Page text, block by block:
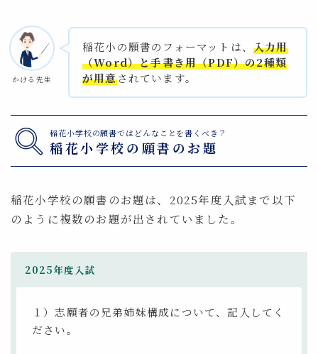
かける先生
稲花小の願書のフォーマットは、 入力用
（Word）と手書き用（PDF）の2種類
が用意されています。
稲花小学校の願書ではどんなことを書くべき？
稲花小学校の願書のお題
稲花小学校の願書のお題は、2025年度入試まで以下
のように複数のお題が出されていました。
2025年度入試
１）志願者の兄弟姉妹構成について、記入してく
ださい。